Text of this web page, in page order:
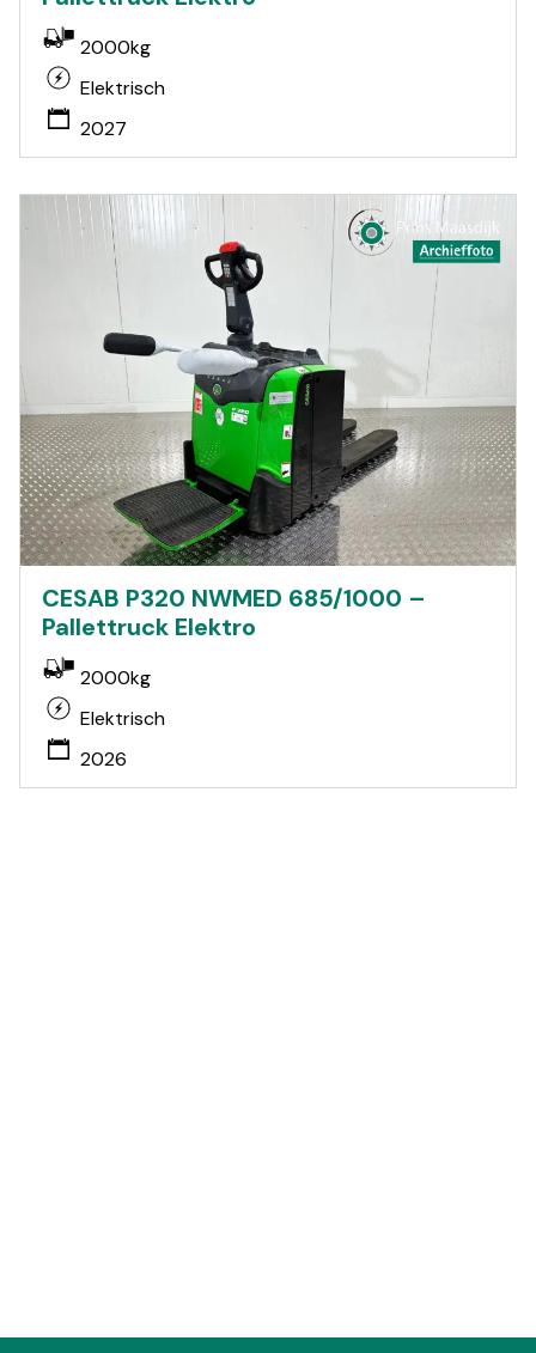
2000kg
Elektrisch
2027
CESAB P320 NWMED 685/1000 –
Pallettruck Elektro
2000kg
Elektrisch
2026